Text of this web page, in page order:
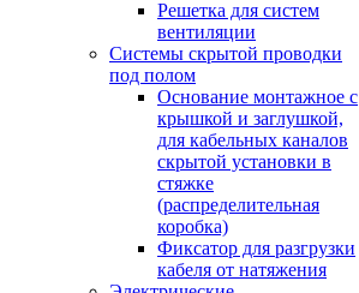
Решетка для систем
вентиляции
Системы скрытой проводки
под полом
Основание монтажное с
крышкой и заглушкой,
для кабельных каналов
скрытой установки в
стяжке
(распределительная
коробка)
Фиксатор для разгрузки
кабеля от натяжения